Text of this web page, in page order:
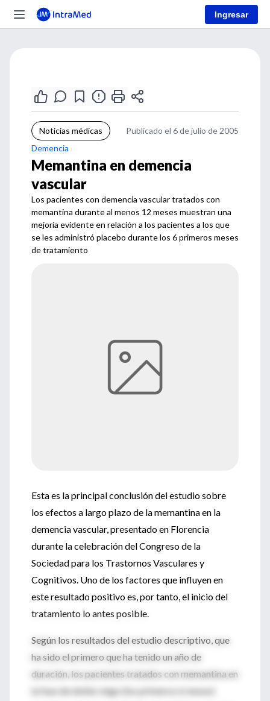
Ingresar
Noticias médicas
Publicado el 6 de julio de 2005
Demencia
Memantina en demencia
vascular
Los pacientes con demencia vascular tratados con
memantina durante al menos 12 meses muestran una
mejoría evidente en relación a los pacientes a los que
se les administró placebo durante los 6 primeros meses
de tratamiento
Esta es la principal conclusión del estudio sobre
los efectos a largo plazo de la memantina en la
demencia vascular, presentado en Florencia
durante la celebración del Congreso de la
Sociedad para los Trastornos Vasculares y
Cognitivos. Uno de los factores que influyen en
este resultado positivo es, por tanto, el inicio del
tratamiento lo antes posible.
Según los resultados del estudio descriptivo, que
ha sido el primero que ha tenido un año de
duración, los pacientes tratados con memantina en
la fase de doble ciego (los primeros 6 meses)